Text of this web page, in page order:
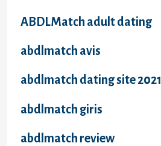
ABDLMatch adult dating
abdlmatch avis
abdlmatch dating site 2021
abdlmatch giris
abdlmatch review